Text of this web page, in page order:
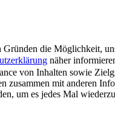
die Möglichkeit,
näher
von Inhalten sowie
zusammen mit anderen
um es jedes Mal